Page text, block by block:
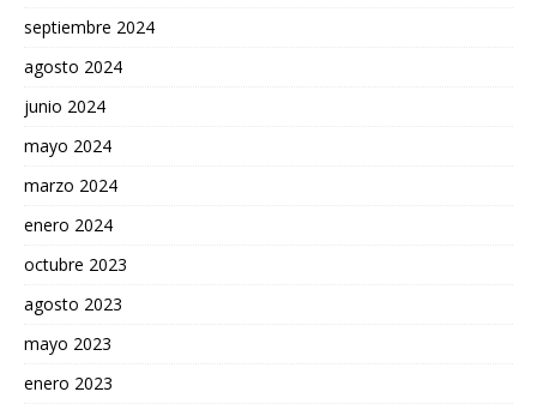
septiembre 2024
agosto 2024
junio 2024
mayo 2024
marzo 2024
enero 2024
octubre 2023
agosto 2023
mayo 2023
enero 2023